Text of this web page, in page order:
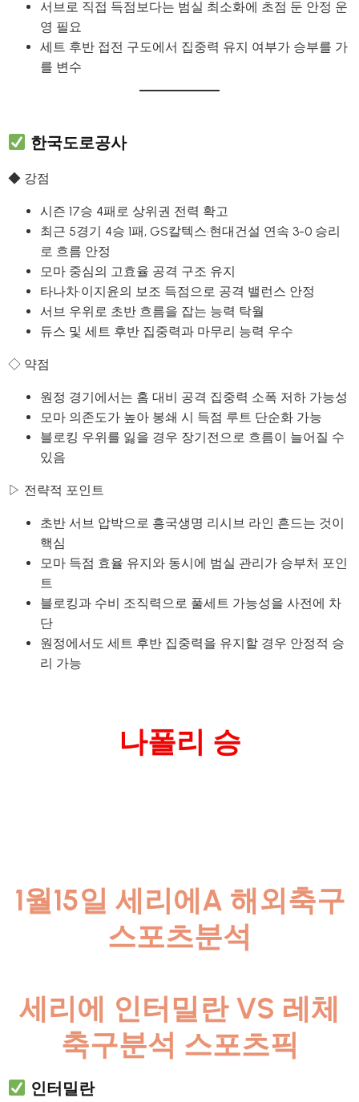
서브로 직접 득점보다는 범실 최소화에 초점 둔 안정 운
영 필요
세트 후반 접전 구도에서 집중력 유지 여부가 승부를 가
를 변수
한국도로공사
◆ 강점
시즌 17승 4패로 상위권 전력 확고
최근 5경기 4승 1패, GS칼텍스·현대건설 연속 3-0 승리
로 흐름 안정
모마 중심의 고효율 공격 구조 유지
타나차·이지윤의 보조 득점으로 공격 밸런스 안정
서브 우위로 초반 흐름을 잡는 능력 탁월
듀스 및 세트 후반 집중력과 마무리 능력 우수
◇ 약점
원정 경기에서는 홈 대비 공격 집중력 소폭 저하 가능성
모마 의존도가 높아 봉쇄 시 득점 루트 단순화 가능
블로킹 우위를 잃을 경우 장기전으로 흐름이 늘어질 수
있음
▷ 전략적 포인트
초반 서브 압박으로 흥국생명 리시브 라인 흔드는 것이
핵심
모마 득점 효율 유지와 동시에 범실 관리가 승부처 포인
트
블로킹과 수비 조직력으로 풀세트 가능성을 사전에 차
단
원정에서도 세트 후반 집중력을 유지할 경우 안정적 승
리 가능
나폴리 승
1월15일 세리에A 해외축구
스포츠분석
세리에 인터밀란 VS 레체
축구분석 스포츠픽
인터밀란